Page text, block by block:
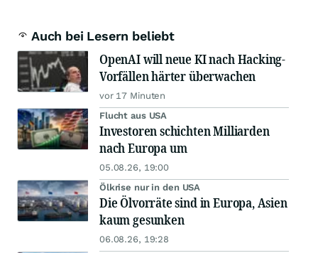
Auch bei Lesern beliebt
OpenAI will neue KI nach Hacking-
Vorfällen härter überwachen
vor 17 Minuten
Flucht aus USA
Investoren schichten Milliarden
nach Europa um
05.08.26, 19:00
Ölkrise nur in den USA
Die Ölvorräte sind in Europa, Asien
kaum gesunken
06.08.26, 19:28